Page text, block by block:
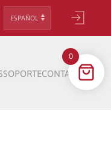
idioma
SOPORTECONTACTO
0